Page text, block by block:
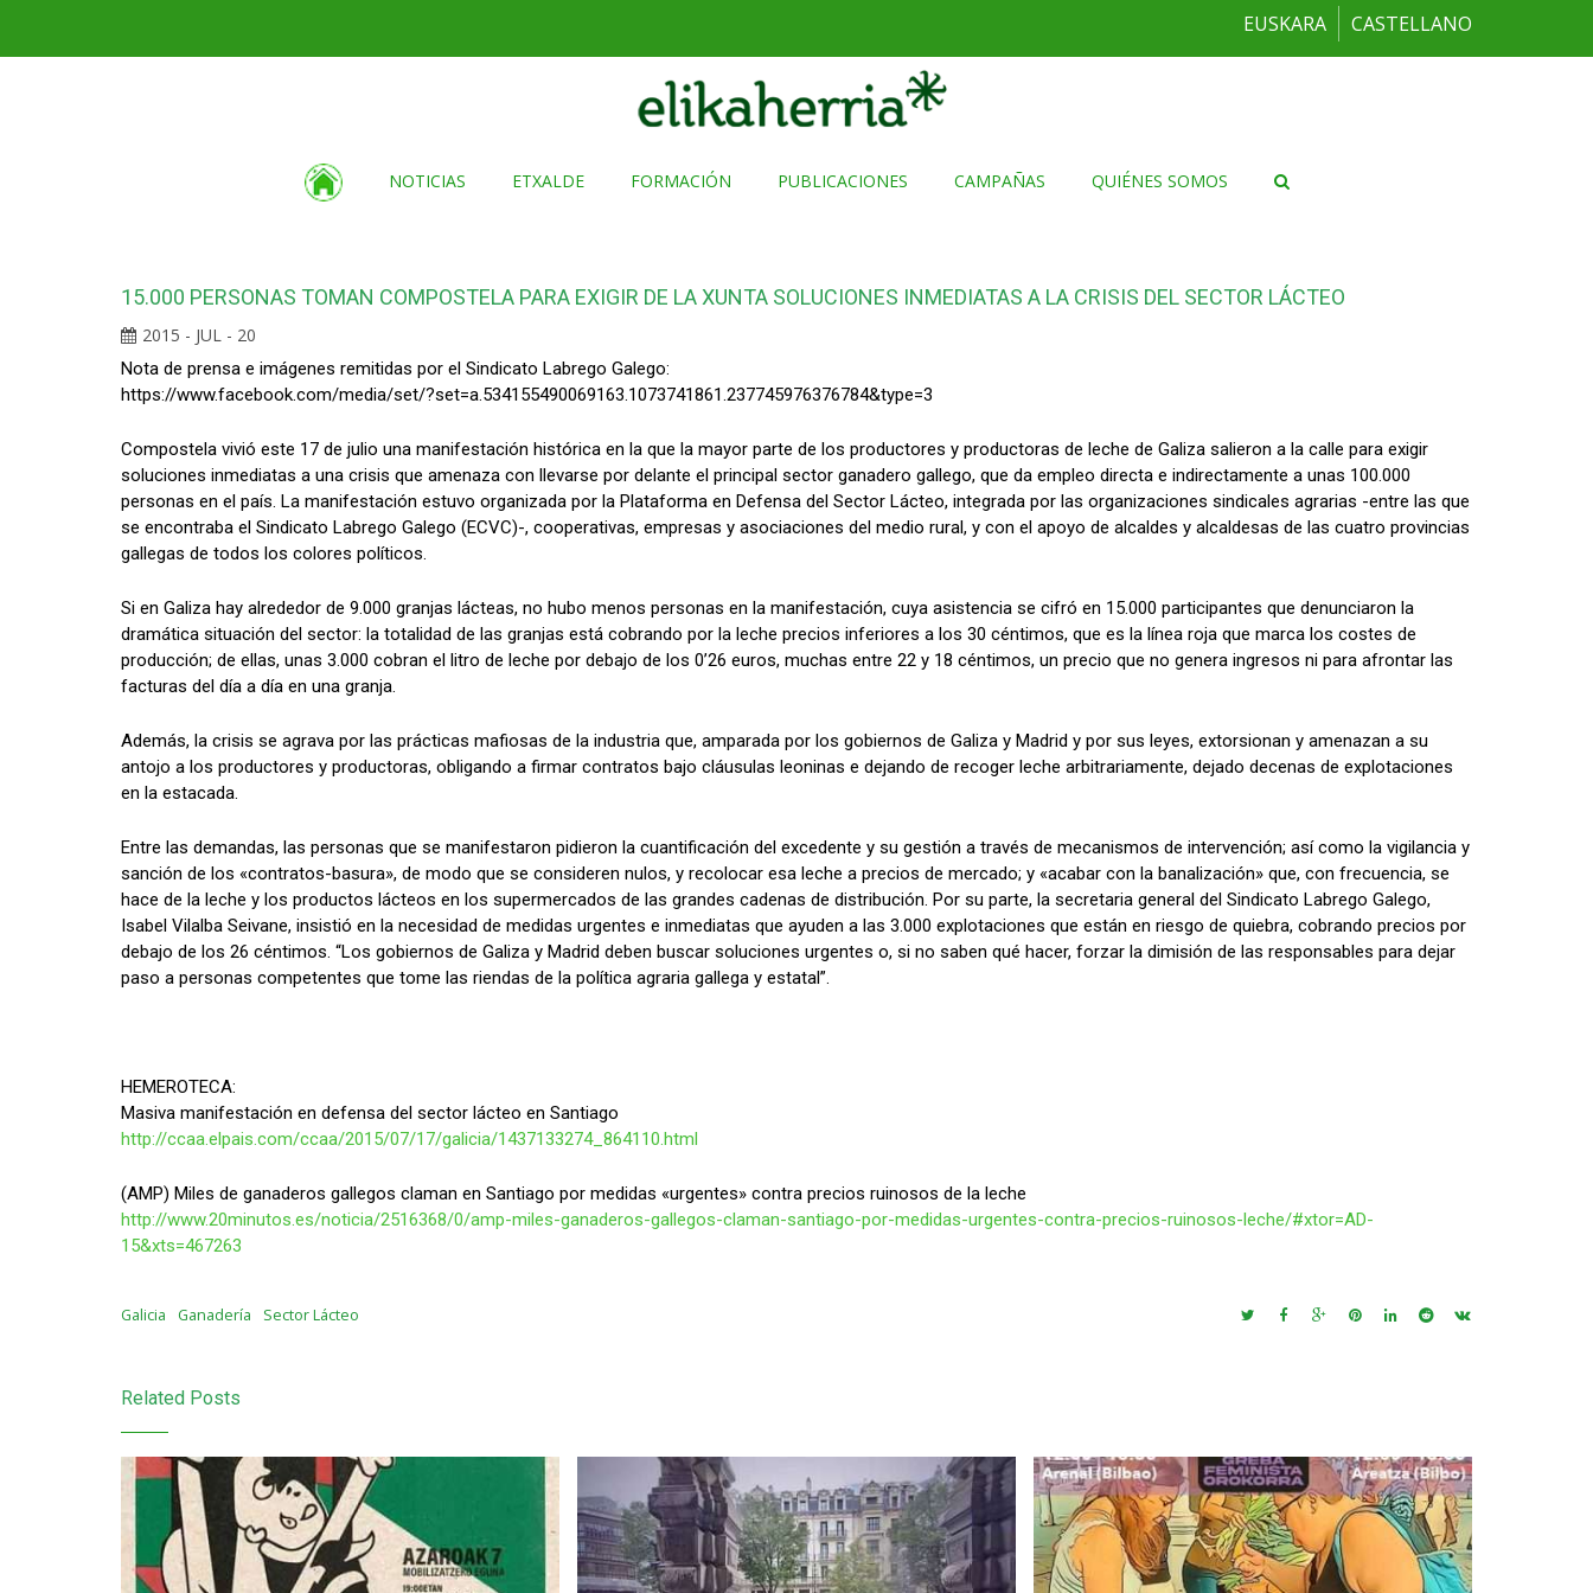
EUSKARA CASTELLANO
NOTICIAS ETXALDE FORMACIÓN PUBLICACIONES CAMPAÑAS QUIÉNES SOMOS
15.000 PERSONAS TOMAN COMPOSTELA PARA EXIGIR DE LA XUNTA SOLUCIONES INMEDIATAS A LA CRISIS DEL SECTOR LÁCTEO
2015 - JUL - 20
Nota de prensa e imágenes remitidas por el Sindicato Labrego Galego:
https://www.facebook.com/media/set/?set=a.534155490069163.1073741861.237745976376784&type=3
Compostela vivió este 17 de julio una manifestación histórica en la que la mayor parte de los productores y productoras de leche de Galiza salieron a la calle para exigir
soluciones inmediatas a una crisis que amenaza con llevarse por delante el principal sector ganadero gallego, que da empleo directa e indirectamente a unas 100.000
personas en el país. La manifestación estuvo organizada por la Plataforma en Defensa del Sector Lácteo, integrada por las organizaciones sindicales agrarias -entre las que
se encontraba el Sindicato Labrego Galego (ECVC)-, cooperativas, empresas y asociaciones del medio rural, y con el apoyo de alcaldes y alcaldesas de las cuatro provincias
gallegas de todos los colores políticos.
Si en Galiza hay alrededor de 9.000 granjas lácteas, no hubo menos personas en la manifestación, cuya asistencia se cifró en 15.000 participantes que denunciaron la
dramática situación del sector: la totalidad de las granjas está cobrando por la leche precios inferiores a los 30 céntimos, que es la línea roja que marca los costes de
producción; de ellas, unas 3.000 cobran el litro de leche por debajo de los 0’26 euros, muchas entre 22 y 18 céntimos, un precio que no genera ingresos ni para afrontar las
facturas del día a día en una granja.
Además, la crisis se agrava por las prácticas mafiosas de la industria que, amparada por los gobiernos de Galiza y Madrid y por sus leyes, extorsionan y amenazan a su
antojo a los productores y productoras, obligando a firmar contratos bajo cláusulas leoninas e dejando de recoger leche arbitrariamente, dejado decenas de explotaciones
en la estacada.
Entre las demandas, las personas que se manifestaron pidieron la cuantificación del excedente y su gestión a través de mecanismos de intervención; así como la vigilancia y
sanción de los «contratos-basura», de modo que se consideren nulos, y recolocar esa leche a precios de mercado; y «acabar con la banalización» que, con frecuencia, se
hace de la leche y los productos lácteos en los supermercados de las grandes cadenas de distribución. Por su parte, la secretaria general del Sindicato Labrego Galego,
Isabel Vilalba Seivane, insistió en la necesidad de medidas urgentes e inmediatas que ayuden a las 3.000 explotaciones que están en riesgo de quiebra, cobrando precios por
debajo de los 26 céntimos. “Los gobiernos de Galiza y Madrid deben buscar soluciones urgentes o, si no saben qué hacer, forzar la dimisión de las responsables para dejar
paso a personas competentes que tome las riendas de la política agraria gallega y estatal”.
HEMEROTECA:
Masiva manifestación en defensa del sector lácteo en Santiago
http://ccaa.elpais.com/ccaa/2015/07/17/galicia/1437133274_864110.html
(AMP) Miles de ganaderos gallegos claman en Santiago por medidas «urgentes» contra precios ruinosos de la leche
http://www.20minutos.es/noticia/2516368/0/amp-miles-ganaderos-gallegos-claman-santiago-por-medidas-urgentes-contra-precios-ruinosos-leche/#xtor=AD-
15&xts=467263
Galicia Ganadería Sector Lácteo
Related Posts